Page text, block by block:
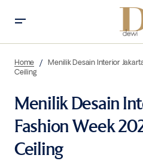
Home
Menilik Desain Interior
Ceiling
Menilik Desain
Fashion Week
Ceiling